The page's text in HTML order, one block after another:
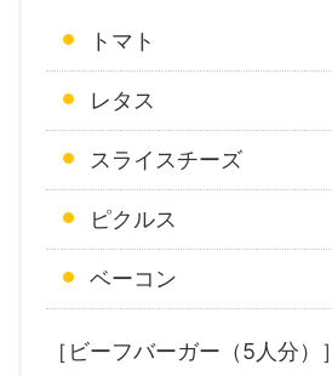
トマト
レタス
スライスチーズ
ピクルス
ベーコン
［ビーフバーガー（5人分）］